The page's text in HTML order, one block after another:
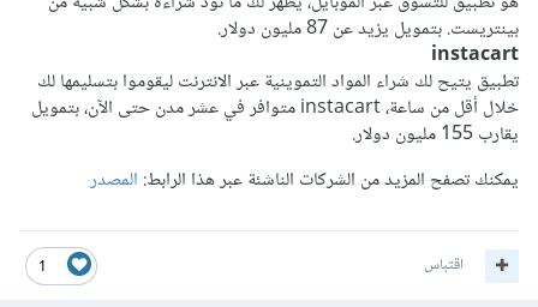
بينتريست. بتمويل يزيد عن 87 مليون دولار.
instacart
تطبيق يتيح لك شراء المواد التموينية عبر الانترنت ليقوموا بتسليمها لك
خلال أقل من ساعة، instacart متوافر في عشر مدن حتى الآن، بتمويل
يقارب 155 مليون دولار.
يمكنك تصفح المزيد من الشركات الناشئة عبر هذا الرابط: المصدر
1 اقتباس